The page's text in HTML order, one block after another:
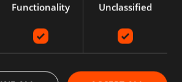
Functionality Unclassified